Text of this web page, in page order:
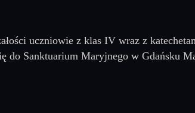
uczniowie z klas IV wraz z
do Sanktuarium Maryjnego w Gdańsku